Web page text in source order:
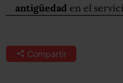
antigüedad en el
Compartir